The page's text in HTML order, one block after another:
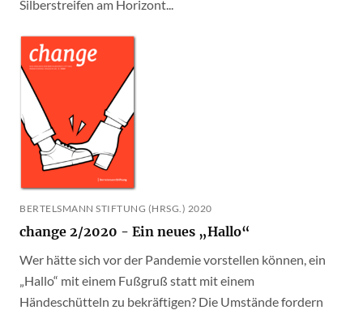
Silberstreifen am Horizont...
BERTELSMANN STIFTUNG (HRSG.) 2020
change 2/2020 - Ein neues „Hallo“
Wer hätte sich vor der Pandemie vorstellen können, ein
„Hallo“ mit einem Fußgruß statt mit einem
Händeschütteln zu bekräftigen? Die Umstände fordern